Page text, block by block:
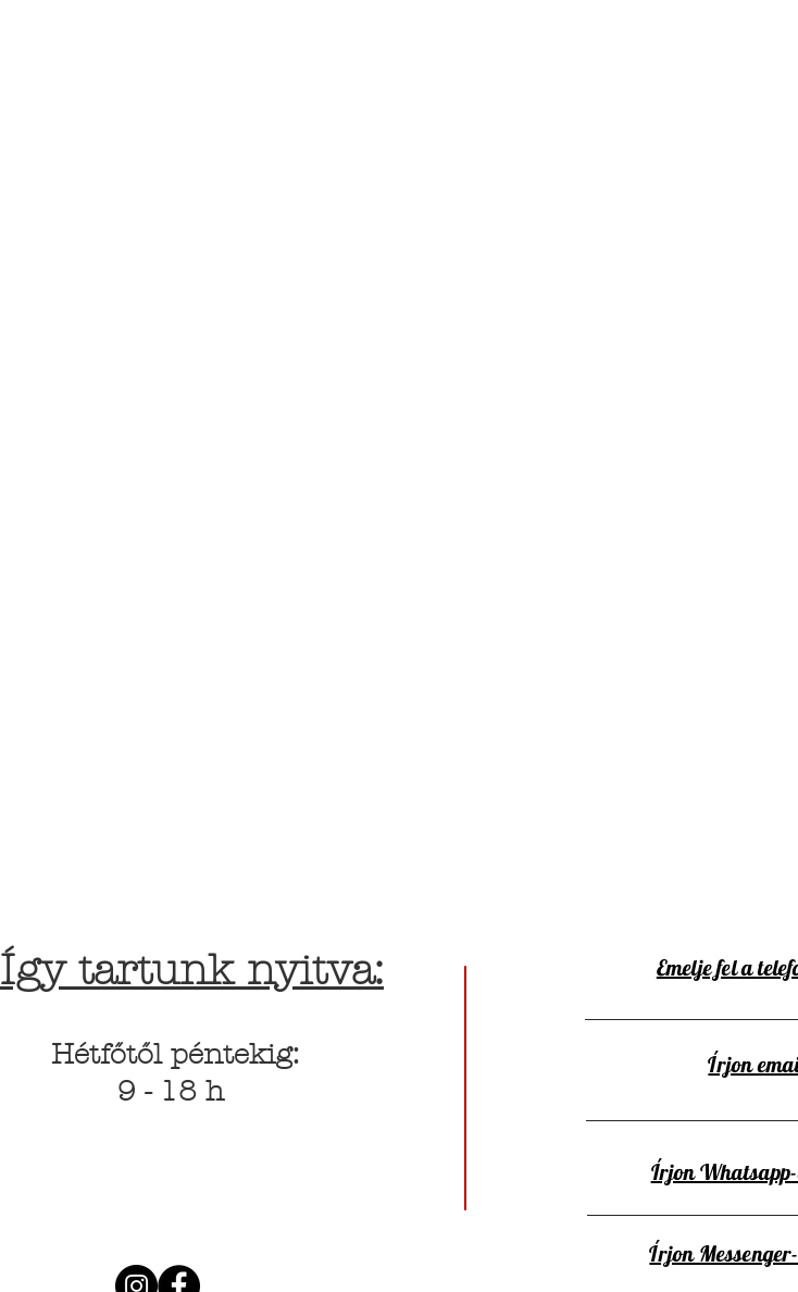
Így tartunk nyitva:
Hétfőtől péntekig:
9 - 18 h
Emelje fel a
Írjon
Írjon
Írjon